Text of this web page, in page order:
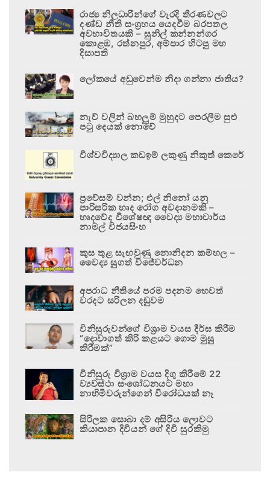
රාජ්‍ය නිලධාරීන්ගේ වැරදි තීරණවලට
දණ්ඩ නීති සංග්‍රහය යෙදවීම බරපතල
අවභාවිතයකි – සුනිල් කන්නන්ගර
කොළඹ, රත්නපුර, අම්පාර හිටපු මහ
දිසාපති
ලෝකයේ අඩුවෙන්ම නිදා ගන්නා ජාතිය?
නැව් වලින් බහලුම් මුහුදට පෙරලීම සුළු
පටු දෙයක් නොවේ
විශ්වවිද්‍යාල කඩඉම් ලකුණු නිකුත් කෙරේ
ප්‍රවේසම් වන්න; එල් නිනෝ යනු
පාරිසරික හෘද රෝග අවදානමකි –
හෘදවේද විශේෂඥ වෛද්‍ය මහාචාර්ය
නාමල් විජයසිංහ
කුස තුළ සැඟවුණු නොනිදන කම්හල –
වෛද්‍ය සුගත් විජේවර්ධන
අපරාධ නීතියේ පරම පදනම හෙවත්
වරදට සරිලන දඬුවම
විනිසුරුවන්ගේ විශ්‍රාම වයස දීර්ඝ කිරීම
“දොවාගත් කිරි කළයට ගොම මුසු
කිරීමක්”
විනිසුරු විශ්‍රාම වයස දිගු කිරීමේ 22
ව්‍යවස්ථා සංශෝධනයට මහා
නාහිමිවරුන්ගෙන් විරෝධයක් නෑ
සිරිලක සොබා දම් අසිරිය ලොවට
කියාපාන දිවියන් ගේ දිවි සුරකිමු